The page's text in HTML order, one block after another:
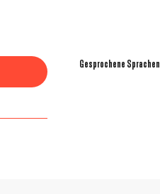
Gesprochene Sprachen
Gesprochene Sprachen